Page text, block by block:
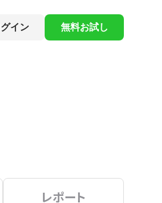
イン 無料お試し
レポート